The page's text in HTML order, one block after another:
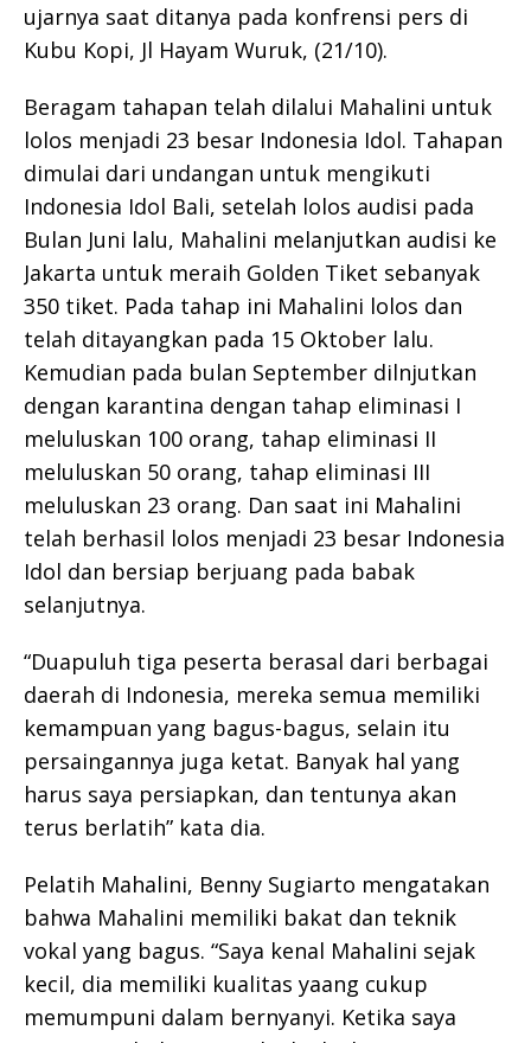
ujarnya saat ditanya pada konfrensi pers di
Kubu Kopi, Jl Hayam Wuruk, (21/10).
Beragam tahapan telah dilalui Mahalini untuk
lolos menjadi 23 besar Indonesia Idol. Tahapan
dimulai dari undangan untuk mengikuti
Indonesia Idol Bali, setelah lolos audisi pada
Bulan Juni lalu, Mahalini melanjutkan audisi ke
Jakarta untuk meraih Golden Tiket sebanyak
350 tiket. Pada tahap ini Mahalini lolos dan
telah ditayangkan pada 15 Oktober lalu.
Kemudian pada bulan September dilnjutkan
dengan karantina dengan tahap eliminasi I
meluluskan 100 orang, tahap eliminasi II
meluluskan 50 orang, tahap eliminasi III
meluluskan 23 orang. Dan saat ini Mahalini
telah berhasil lolos menjadi 23 besar Indonesia
Idol dan bersiap berjuang pada babak
selanjutnya.
“Duapuluh tiga peserta berasal dari berbagai
daerah di Indonesia, mereka semua memiliki
kemampuan yang bagus-bagus, selain itu
persaingannya juga ketat. Banyak hal yang
harus saya persiapkan, dan tentunya akan
terus berlatih” kata dia.
Pelatih Mahalini, Benny Sugiarto mengatakan
bahwa Mahalini memiliki bakat dan teknik
vokal yang bagus. “Saya kenal Mahalini sejak
kecil, dia memiliki kualitas yaang cukup
memumpuni dalam bernyanyi. Ketika saya